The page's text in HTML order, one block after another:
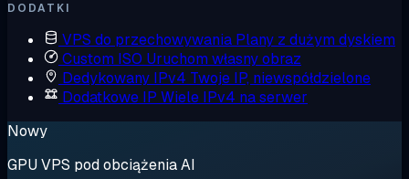
DODATKI
VPS do przechowywania Plany z dużym dyskiem
Custom ISO Uruchom własny obraz
Dedykowany IPv4 Twoje IP, niewspółdzielone
Dodatkowe IP Wiele IPv4 na serwer
Nowy
GPU VPS pod obciążenia AI